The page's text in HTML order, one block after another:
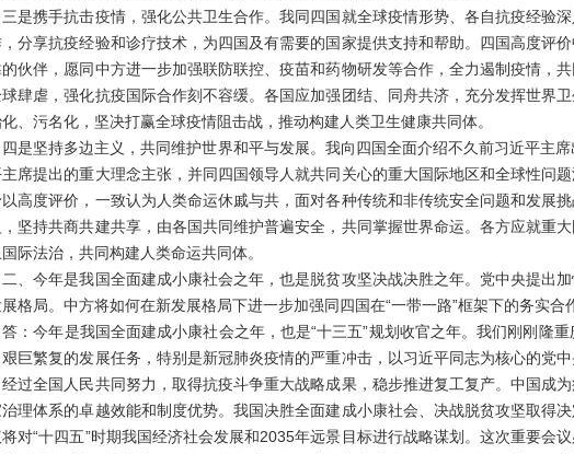
携手抗击疫情，强化公共卫生合作。我同四国就全球疫情形势、各自抗疫经验
分享抗疫经验和诊疗技术，为四国及有需要的国家提供支持和帮助。四国高度评
伙伴，愿同中方进一步加强联防联控、疫苗和药物研发等合作，全力遏制疫情，
肆虐，强化抗疫国际合作刻不容缓。各国应加强团结、同舟共济，充分发挥世界
、污名化，坚决打赢全球疫情阻击战，推动构建人类卫生健康共同体。
坚持多边主义，共同维护世界和平与发展。我向四国全面介绍不久前习近平主席
席提出的重大理念主张，并同四国领导人就共同关心的重大国际地区和全球性问
高度评价，一致认为人类命运休戚与共，面对各种传统和非传统安全问题和发展
，坚持共商共建共享，由各国共同维护普遍安全，共同掌握世界命运。各方应就重
际法治，共同构建人类命运共同体。
今年是我国全面建成小康社会之年，也是脱贫攻坚决战决胜之年。党中央提出
格局。中方将如何在新发展格局下进一步加强同四国在“一带一路”框架下的务实合
今年是我国全面建成小康社会之年，也是“十三五”规划收官之年。我们刚刚隆
巨繁复的发展任务，特别是新冠肺炎疫情的严重冲击，以习近平同志为核心的党
经过全国人民共同努力，取得抗疫斗争重大战略成果，稳步推进复工复产。中国成
治理体系的卓越效能和制度优势。我国决胜全面建成小康社会、决战脱贫攻坚取得
对“十四五”时期我国经济社会发展和2035年远景目标进行战略谋划。这次重要会